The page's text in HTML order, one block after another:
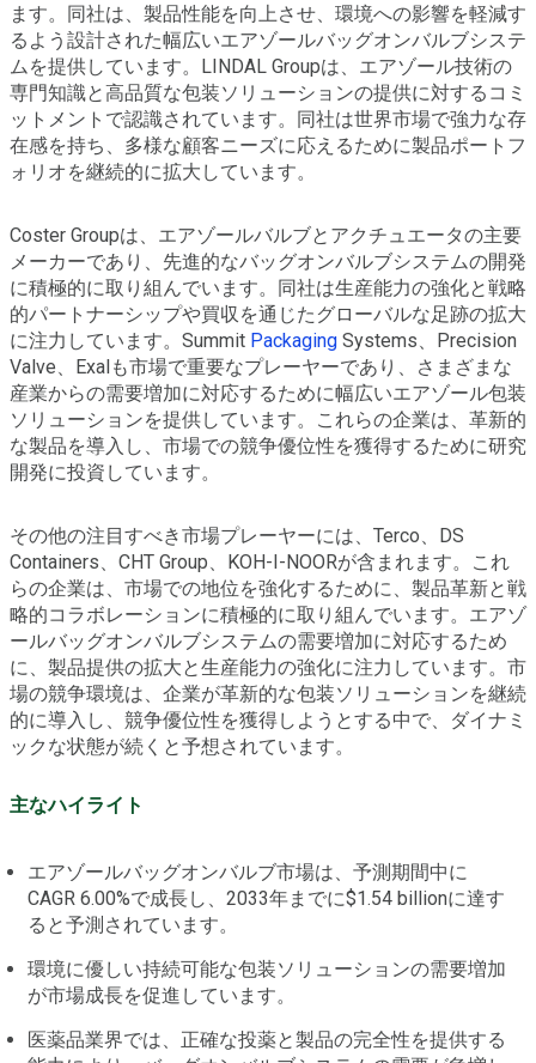
ます。同社は、製品性能を向上させ、環境への影響を軽減す
るよう設計された幅広いエアゾールバッグオンバルブシステ
ムを提供しています。LINDAL Groupは、エアゾール技術の
専門知識と高品質な包装ソリューションの提供に対するコミ
ットメントで認識されています。同社は世界市場で強力な存
在感を持ち、多様な顧客ニーズに応えるために製品ポートフ
ォリオを継続的に拡大しています。
Coster Groupは、エアゾールバルブとアクチュエータの主要
メーカーであり、先進的なバッグオンバルブシステムの開発
に積極的に取り組んでいます。同社は生産能力の強化と戦略
的パートナーシップや買収を通じたグローバルな足跡の拡大
に注力しています。Summit Packaging Systems、Precision
Valve、Exalも市場で重要なプレーヤーであり、さまざまな
産業からの需要増加に対応するために幅広いエアゾール包装
ソリューションを提供しています。これらの企業は、革新的
な製品を導入し、市場での競争優位性を獲得するために研究
開発に投資しています。
その他の注目すべき市場プレーヤーには、Terco、DS
Containers、CHT Group、KOH-I-NOORが含まれます。これ
らの企業は、市場での地位を強化するために、製品革新と戦
略的コラボレーションに積極的に取り組んでいます。エアゾ
ールバッグオンバルブシステムの需要増加に対応するため
に、製品提供の拡大と生産能力の強化に注力しています。市
場の競争環境は、企業が革新的な包装ソリューションを継続
的に導入し、競争優位性を獲得しようとする中で、ダイナミ
ックな状態が続くと予想されています。
主なハイライト
エアゾールバッグオンバルブ市場は、予測期間中に
CAGR 6.00%で成長し、2033年までに$1.54 billionに達す
ると予測されています。
環境に優しい持続可能な包装ソリューションの需要増加
が市場成長を促進しています。
医薬品業界では、正確な投薬と製品の完全性を提供する